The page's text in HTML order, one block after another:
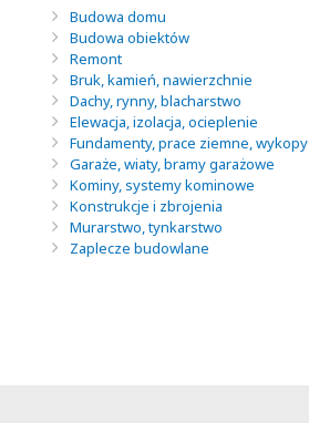
Budowa domu
Budowa obiektów
Remont
Bruk, kamień, nawierzchnie
Dachy, rynny, blacharstwo
Elewacja, izolacja, ocieplenie
Fundamenty, prace ziemne, wykopy
Garaże, wiaty, bramy garażowe
Kominy, systemy kominowe
Konstrukcje i zbrojenia
Murarstwo, tynkarstwo
Zaplecze budowlane